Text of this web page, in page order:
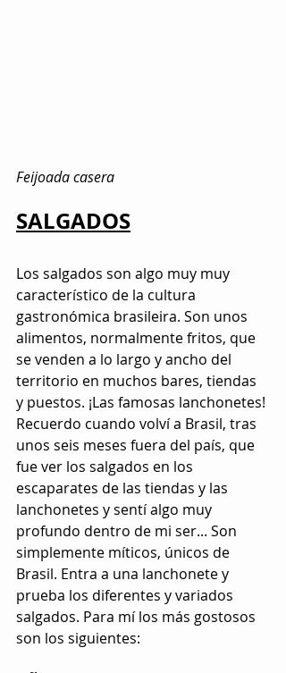
Feijoada casera
SALGADOS
Los salgados son algo muy muy
característico de la cultura
gastronómica brasileira. Son unos
alimentos, normalmente fritos, que
se venden a lo largo y ancho del
territorio en muchos bares, tiendas
y puestos. ¡Las famosas lanchonetes!
Recuerdo cuando volví a Brasil, tras
unos seis meses fuera del país, que
fue ver los salgados en los
escaparates de las tiendas y las
lanchonetes y sentí algo muy
profundo dentro de mi ser... Son
simplemente míticos, únicos de
Brasil. Entra a una lanchonete y
prueba los diferentes y variados
salgados. Para mí los más gostosos
son los siguientes: